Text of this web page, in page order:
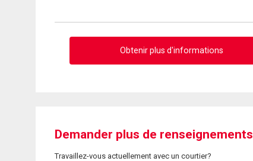
Obtenir plus d'informations
Demander plus de renseignements
Travaillez-vous actuellement avec un courtier?